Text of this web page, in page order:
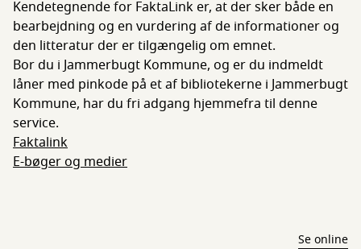
Kendetegnende for FaktaLink er, at der sker både en
bearbejdning og en vurdering af de informationer og
den litteratur der er tilgængelig om emnet.
Bor du i Jammerbugt Kommune, og er du indmeldt
låner med pinkode på et af bibliotekerne i Jammerbugt
Kommune, har du fri adgang hjemmefra til denne
service.
Faktalink
E-bøger og medier
Se online